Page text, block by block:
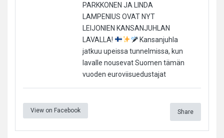
PARKKONEN JA LINDA
LAMPENIUS OVAT NYT
LEIJONIEN KANSANJUHLAN
LAVALLA!
Kansanjuhla
jatkuu upeissa tunnelmissa, kun
lavalle nousevat Suomen tämän
vuoden euroviisuedustajat
View on Facebook Share